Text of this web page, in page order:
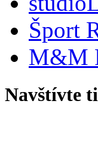
Šport
M&M
Navštívte